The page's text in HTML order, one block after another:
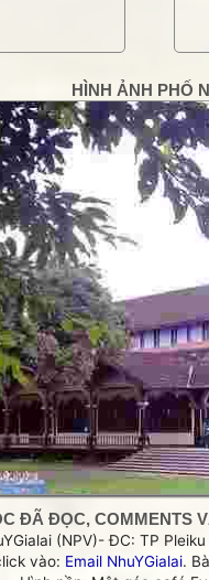
HÌNH ẢNH PHỐ
ĐÃ ĐỌC, COMMENTS
(NPV)- ĐC: TP
vào: Email NhuYGialai.